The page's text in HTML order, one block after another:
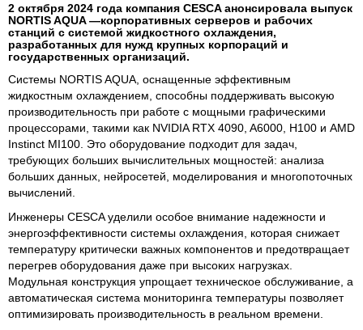
2 октября 2024 года компания CESCA анонсировала выпуск
NORTIS AQUA —корпоративных серверов и рабочих
станций с системой жидкостного охлаждения,
разработанных для нужд крупных корпораций и
государственных организаций.
Системы NORTIS AQUA, оснащенные эффективным
жидкостным охлаждением, способны поддерживать высокую
производительность при работе с мощными графическими
процессорами, такими как NVIDIA RTX 4090, A6000, H100 и AMD
Instinct MI100. Это оборудование подходит для задач,
требующих больших вычислительных мощностей: анализа
больших данных, нейросетей, моделирования и многопоточных
вычислений.
Инженеры CESCA уделили особое внимание надежности и
энергоэффективности системы охлаждения, которая снижает
температуру критически важных компонентов и предотвращает
перегрев оборудования даже при высоких нагрузках.
Модульная конструкция упрощает техническое обслуживание, а
автоматическая система мониторинга температуры позволяет
оптимизировать производительность в реальном времени.